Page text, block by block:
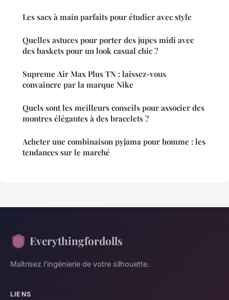
Les sacs à main parfaits pour étudier avec style
Quelles astuces pour porter des jupes midi avec
des baskets pour un look casual chic ?
Supreme Air Max Plus TN : laissez-vous
convaincre par la marque Nike
Quels sont les meilleurs conseils pour associer des
montres élégantes à des bracelets ?
Acheter une combinaison pyjama pour homme : les
tendances sur le marché
Everythingfordolls
Maîtrisez l'ingénierie de votre silhouette.
LIENS